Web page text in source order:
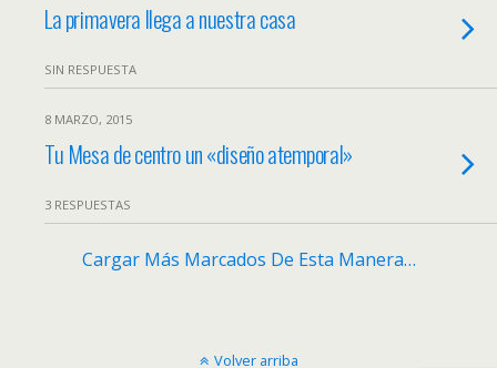
La primavera llega a nuestra casa
SIN RESPUESTA
8 MARZO, 2015
Tu Mesa de centro un «diseño atemporal»
3 RESPUESTAS
Cargar Más Marcados De Esta Manera…
Volver arriba